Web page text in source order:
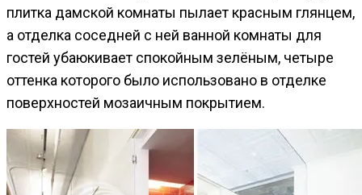
плитка дамской комнаты пылает красным глянцем,
а отделка соседней с ней ванной комнаты для
гостей убаюкивает спокойным зелёным, четыре
оттенка которого было использовано в отделке
поверхностей мозаичным покрытием.